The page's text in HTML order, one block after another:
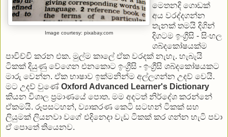
Image courtesy: pixabay.com
මෙතනදි ගොඩක්
අය වරද්දගන්න
තැනක් තමයි දිගින්
දිගටම ඉංග්‍රීසි - සිංහල
ශබ්දකෝෂයක්ම
පාවිච්චි කරන එක. මුල්ම කාලේ ඒක වරදක් නැහැ. හැබැයි
ටිකක් දියුණු වේගෙන එනකොට ඉංග්‍රීසි - ඉංග්‍රීසි ශබ්දකෝෂයකට
මාරු වෙන්න. ඒක භාෂාව ඉක්මනින්ම අල්ලගන්න උදව් වෙයි.
මට උදව් වුණේ Oxford Advanced Learner's Dictionary
කියන විශාල ප්‍රමාණයේ පොත. මම අදටත් නිර්දේශ කරන්නේ
ඒකමයි. රූපසටහන්, ව්‍යාකරණ කෙටි සටහන් ටිකක් සහ
ලියුමක් ලියනවා වගේ එදිනෙදා වැඩ ටිකක් කර ගන්න හැටි පවා
ඒ පොතේ තියෙනව.